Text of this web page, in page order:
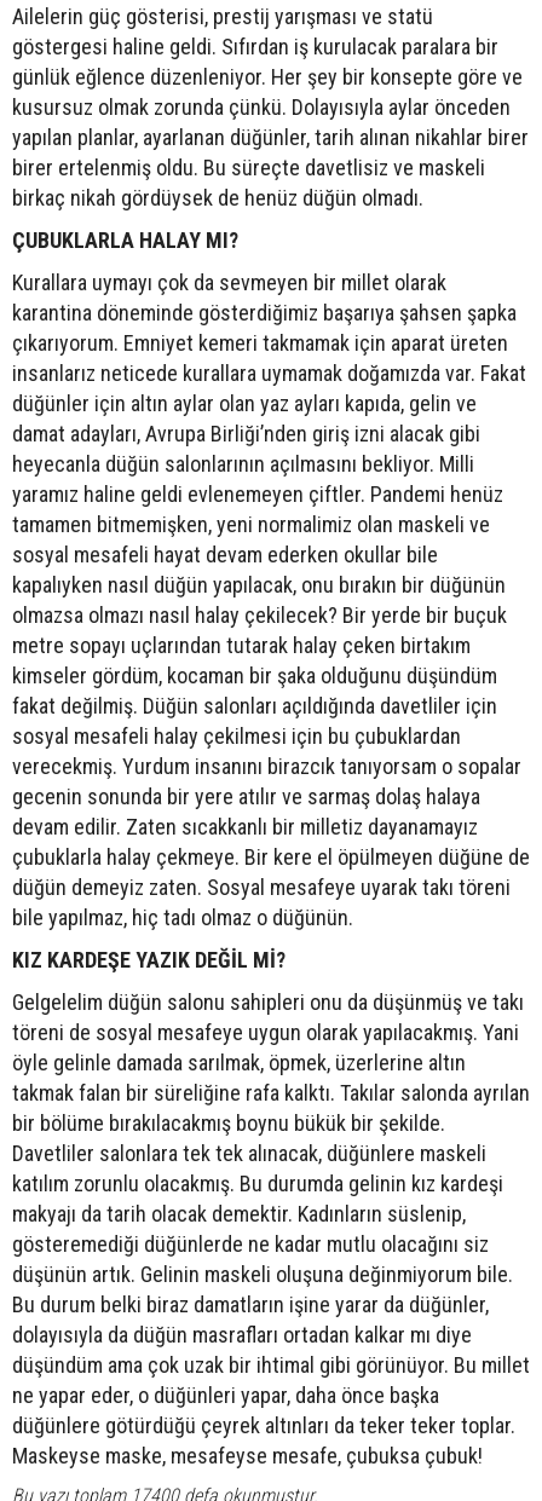
Ailelerin güç gösterisi, prestij yarışması ve statü
göstergesi haline geldi. Sıfırdan iş kurulacak paralara bir
günlük eğlence düzenleniyor. Her şey bir konsepte göre ve
kusursuz olmak zorunda çünkü. Dolayısıyla aylar önceden
yapılan planlar, ayarlanan düğünler, tarih alınan nikahlar birer
birer ertelenmiş oldu. Bu süreçte davetlisiz ve maskeli
birkaç nikah gördüysek de henüz düğün olmadı.
ÇUBUKLARLA HALAY MI?
Kurallara uymayı çok da sevmeyen bir millet olarak
karantina döneminde gösterdiğimiz başarıya şahsen şapka
çıkarıyorum. Emniyet kemeri takmamak için aparat üreten
insanlarız neticede kurallara uymamak doğamızda var. Fakat
düğünler için altın aylar olan yaz ayları kapıda, gelin ve
damat adayları, Avrupa Birliği’nden giriş izni alacak gibi
heyecanla düğün salonlarının açılmasını bekliyor. Milli
yaramız haline geldi evlenemeyen çiftler. Pandemi henüz
tamamen bitmemişken, yeni normalimiz olan maskeli ve
sosyal mesafeli hayat devam ederken okullar bile
kapalıyken nasıl düğün yapılacak, onu bırakın bir düğünün
olmazsa olmazı nasıl halay çekilecek? Bir yerde bir buçuk
metre sopayı uçlarından tutarak halay çeken birtakım
kimseler gördüm, kocaman bir şaka olduğunu düşündüm
fakat değilmiş. Düğün salonları açıldığında davetliler için
sosyal mesafeli halay çekilmesi için bu çubuklardan
verecekmiş. Yurdum insanını birazcık tanıyorsam o sopalar
gecenin sonunda bir yere atılır ve sarmaş dolaş halaya
devam edilir. Zaten sıcakkanlı bir milletiz dayanamayız
çubuklarla halay çekmeye. Bir kere el öpülmeyen düğüne de
düğün demeyiz zaten. Sosyal mesafeye uyarak takı töreni
bile yapılmaz, hiç tadı olmaz o düğünün.
KIZ KARDEŞE YAZIK DEĞİL Mİ?
Gelgelelim düğün salonu sahipleri onu da düşünmüş ve takı
töreni de sosyal mesafeye uygun olarak yapılacakmış. Yani
öyle gelinle damada sarılmak, öpmek, üzerlerine altın
takmak falan bir süreliğine rafa kalktı. Takılar salonda ayrılan
bir bölüme bırakılacakmış boynu bükük bir şekilde.
Davetliler salonlara tek tek alınacak, düğünlere maskeli
katılım zorunlu olacakmış. Bu durumda gelinin kız kardeşi
makyajı da tarih olacak demektir. Kadınların süslenip,
gösteremediği düğünlerde ne kadar mutlu olacağını siz
düşünün artık. Gelinin maskeli oluşuna değinmiyorum bile.
Bu durum belki biraz damatların işine yarar da düğünler,
dolayısıyla da düğün masrafları ortadan kalkar mı diye
düşündüm ama çok uzak bir ihtimal gibi görünüyor. Bu millet
ne yapar eder, o düğünleri yapar, daha önce başka
düğünlere götürdüğü çeyrek altınları da teker teker toplar.
Maskeyse maske, mesafeyse mesafe, çubuksa çubuk!
Bu yazı toplam 17400 defa okunmuştur.